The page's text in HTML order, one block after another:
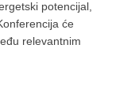
potencijal,
će
relevantnim